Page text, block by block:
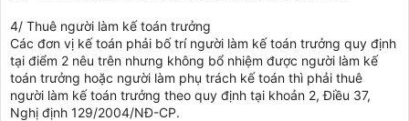
4/ Thuê người làm kế toán trưởng
Các đơn vị kế toán phải bố trí người làm kế toán trưởng quy định
tại điểm 2 nêu trên nhưng không bổ nhiệm được người làm kế
toán trưởng hoặc người làm phụ trách kế toán thì phải thuê
người làm kế toán trưởng theo quy định tại khoản 2, Điều 37,
Nghị định 129/2004/NĐ-CP.